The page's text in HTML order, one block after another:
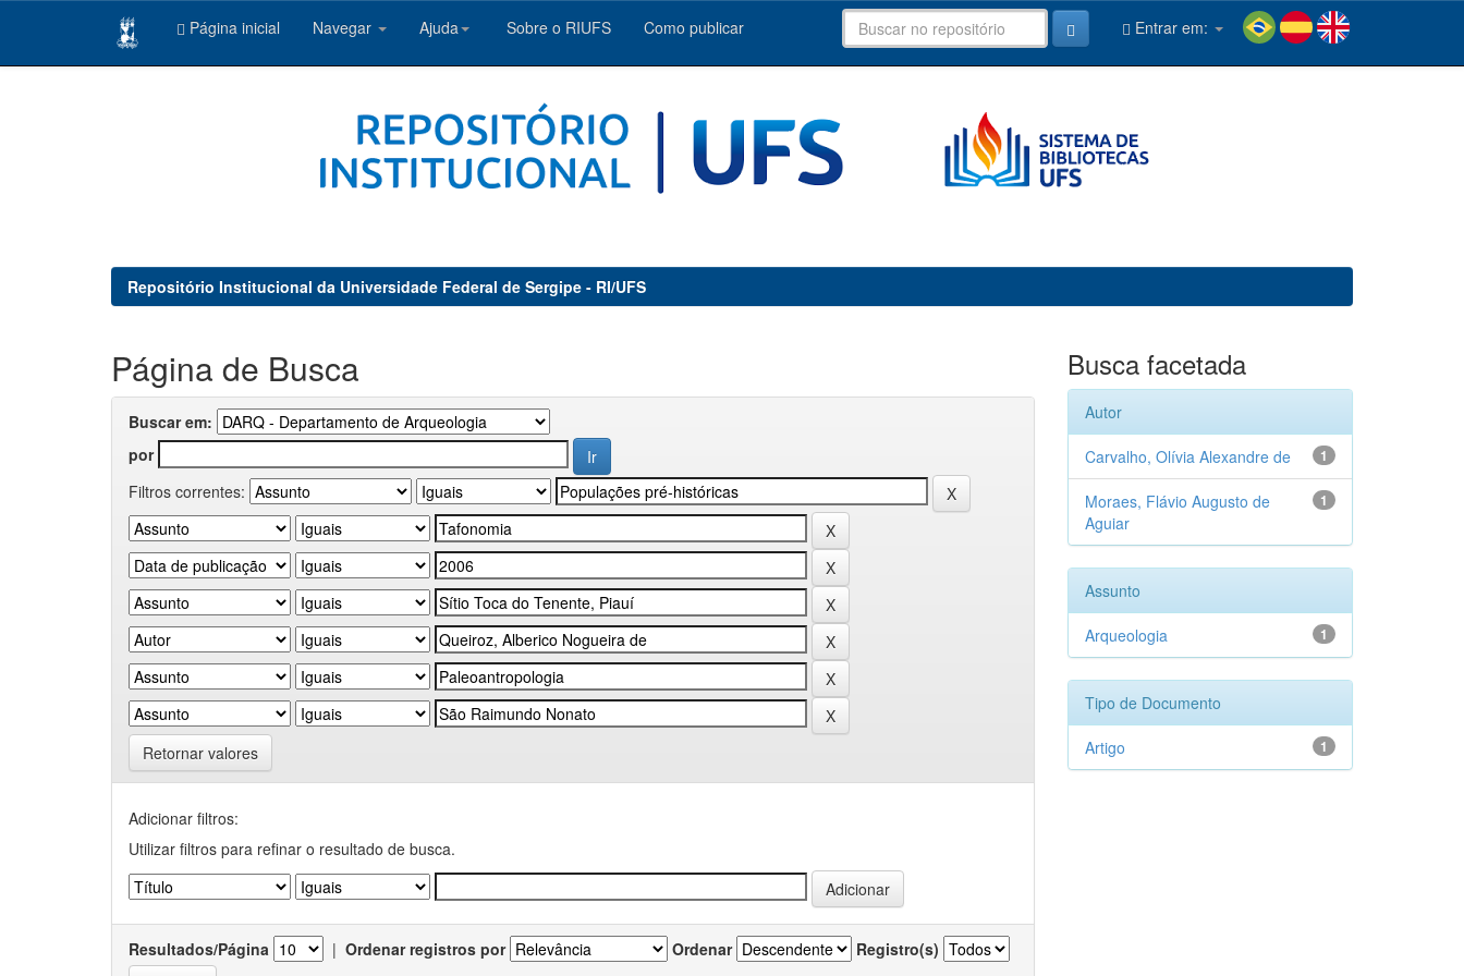
Página inicial Navegar Ajuda Sobre o RIUFS Como publicar Entrar em:
Repositório Institucional da Universidade Federal de Sergipe - RI/UFS
Página de Busca
Buscar em:
por
Filtros correntes:
Retornar valores
Adicionar filtros:
Utilizar filtros para refinar o resultado de busca.
Resultados/Página | Ordenar registros por Ordenar Registro(s)
Busca facetada
Autor
1
Carvalho, Olívia Alexandre de
1
Moraes, Flávio Augusto de
Aguiar
Assunto
1
Arqueologia
Tipo de Documento
1
Artigo